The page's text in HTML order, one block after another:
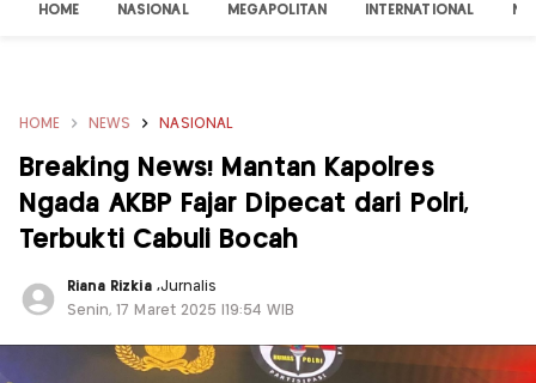
HOME NASIONAL MEGAPOLITAN INTERNATIONAL
HOME NEWS NASIONAL
Breaking News! Mantan Kapolres
Ngada AKBP Fajar Dipecat dari Polri,
Terbukti Cabuli Bocah
Riana Rizkia ,Jurnalis
Senin, 17 Maret 2025 |19:54 WIB